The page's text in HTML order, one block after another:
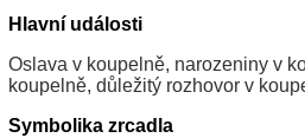
Hlavní události
Oslava v koupelně, narozeniny v
koupelně, důležitý rozhovor v
Symbolika zrcadla